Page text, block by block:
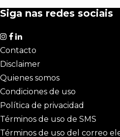
Siga nas redes sociais
Contacto
Disclaimer
Quienes somos
Condiciones de uso
Política de privacidad
Términos de uso de SMS
Términos de uso del correo